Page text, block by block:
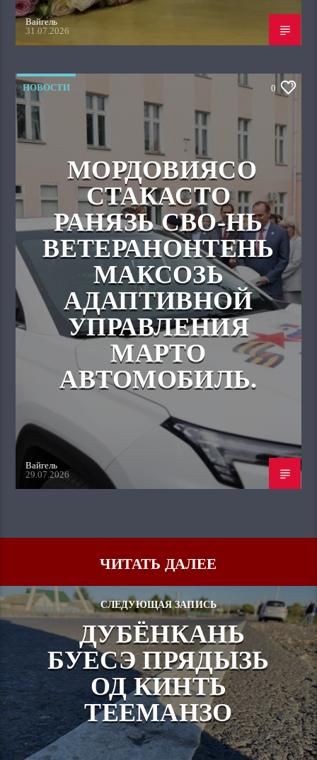
Вайгель
31.07.2026
НОВОСТИ 0
МОРДОВИЯСО
СТАКАСТО
РАНЯЗЬ СВО-НЬ
ВЕТЕРАНОНТЕНЬ
МАКСОЗЬ
АДАПТИВНОЙ
УПРАВЛЕНИЯ
МАРТО
АВТОМОБИЛЬ.
Вайгель
29.07.2026
ЧИТАТЬ ДАЛЕЕ
СЛЕДУЮЩАЯ ЗАПИСЬ
ДУБЁНКАНЬ
БУЕСЭ ПРЯДЫЗЬ
ОД КИНТЬ
ТЕЕМАНЗО